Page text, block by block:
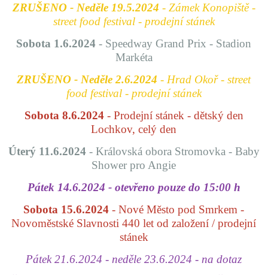
ZRUŠENO - Neděle 19.5.2024 - Zámek Konopiště -
street food festival - prodejní stánek
Sobota 1.6.2024- Speedway Grand Prix - Stadion
Markéta
ZRUŠENO - Neděle 2.6.2024- Hrad Okoř - street
food festival - prodejní stánek
Sobota 8.6.2024- Prodejní stánek - dětský den
Lochkov, celý den
Úterý 11.6.2024 - Královská obora Stromovka - Baby
Shower pro Angie
Pátek 14.6.2024 - otevřeno pouze do 15:00 h
Sobota 15.6.2024 - Nové Město pod Smrkem -
Novoměstské Slavnosti 440 let od založení / prodejní
stánek
Pátek 21.6.2024 - neděle 23.6.2024 - na dotaz